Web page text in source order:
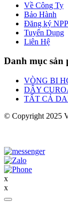
Về Công Ty
Bảo Hành
Đăng ký NPP
Tuyển Dụng
Liên Hệ
Danh mục sản
VÒNG BI
DÂY
TẤT CẢ
© Copyright 2025
x
x